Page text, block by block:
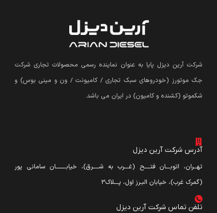
شرکت آرین دیزل پایا به عنوان نماینده رسمی محصولات تجاری شرکت
جک موتورز (خودروهای سبک تجاری / کامیونت / ون و مینی بوس) و
شکموتو (کشنده و کامیون) در ایران می باشد.
آدرس شرکت آرین دیزل
تهــران، اتوبـــان فتــــح (غـــرب به شــــرق)، خیابـــــــان سامانی پور
(گمرک غرب)، خیابان البـرز اول، پـــلاک3
تلفن تماس شرکت آرین دیزل​